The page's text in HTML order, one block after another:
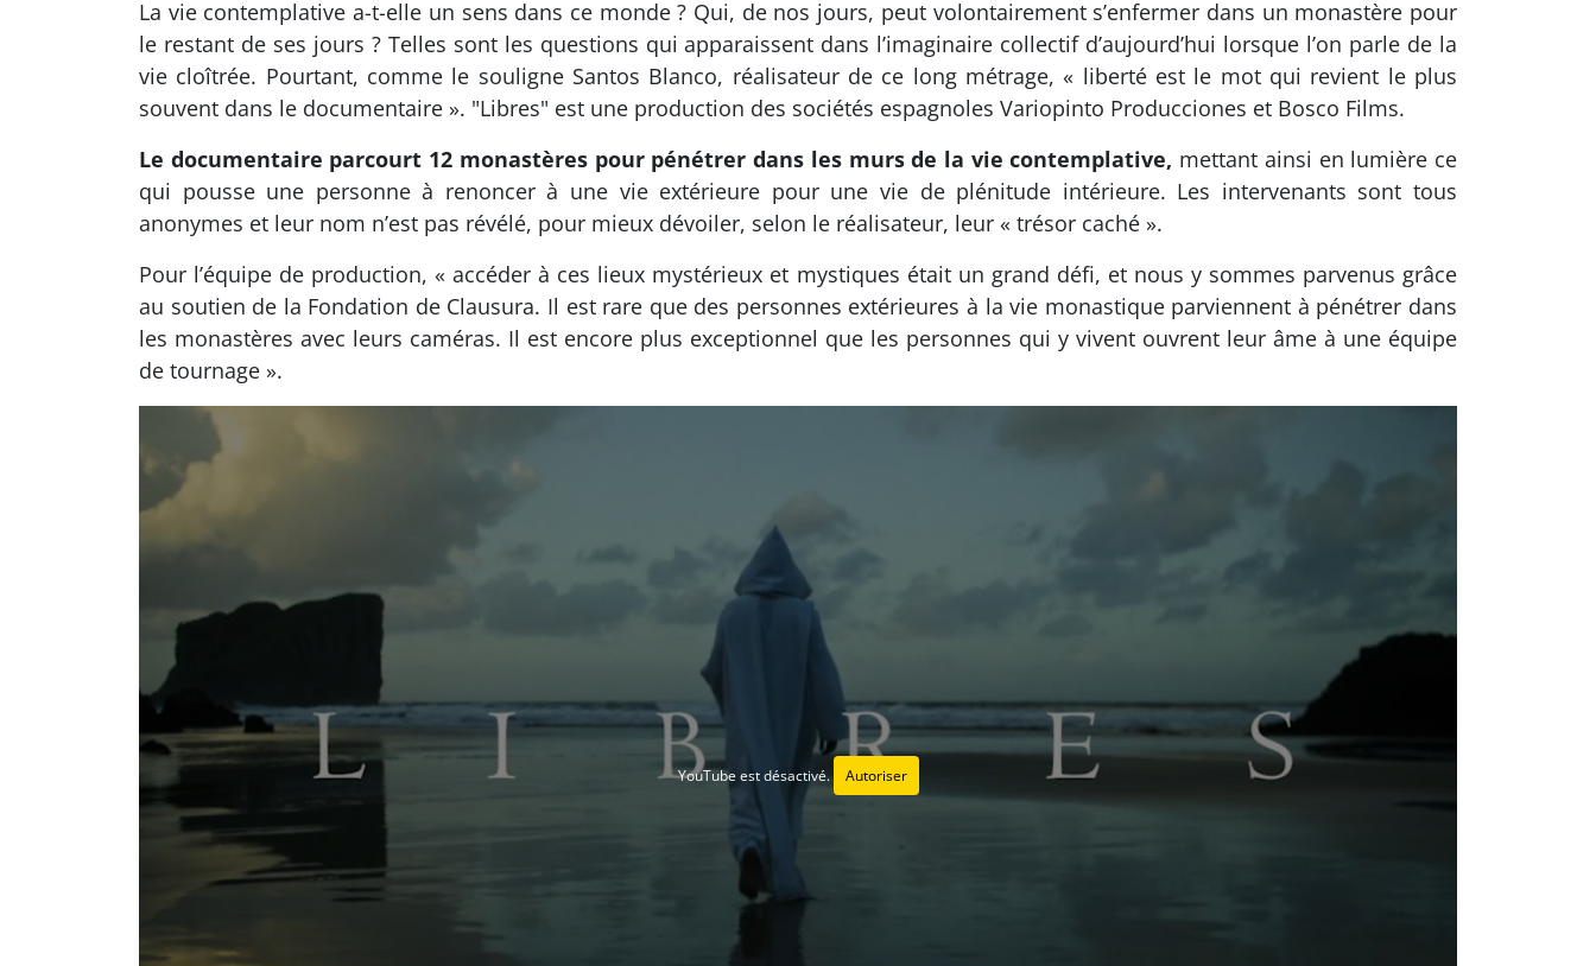
La vie contemplative a-t-elle un sens dans ce monde ? Qui, de nos jours, peut volontairement s’enfermer dans un monastère pour
le restant de ses jours ? Telles sont les questions qui apparaissent dans l’imaginaire collectif d’aujourd’hui lorsque l’on parle de la
vie cloîtrée. Pourtant, comme le souligne Santos Blanco, réalisateur de ce long métrage, « liberté est le mot qui revient le plus
souvent dans le documentaire ». "Libres" est une production des sociétés espagnoles Variopinto Producciones et Bosco Films.
Le documentaire parcourt 12 monastères pour pénétrer dans les murs de la vie contemplative, mettant ainsi en lumière ce
qui pousse une personne à renoncer à une vie extérieure pour une vie de plénitude intérieure. Les intervenants sont tous
anonymes et leur nom n’est pas révélé, pour mieux dévoiler, selon le réalisateur, leur « trésor caché ».
Pour l’équipe de production, « accéder à ces lieux mystérieux et mystiques était un grand défi, et nous y sommes parvenus grâce
au soutien de la Fondation de Clausura. Il est rare que des personnes extérieures à la vie monastique parviennent à pénétrer dans
les monastères avec leurs caméras. Il est encore plus exceptionnel que les personnes qui y vivent ouvrent leur âme à une équipe
de tournage ».
YouTube est désactivé. Autoriser